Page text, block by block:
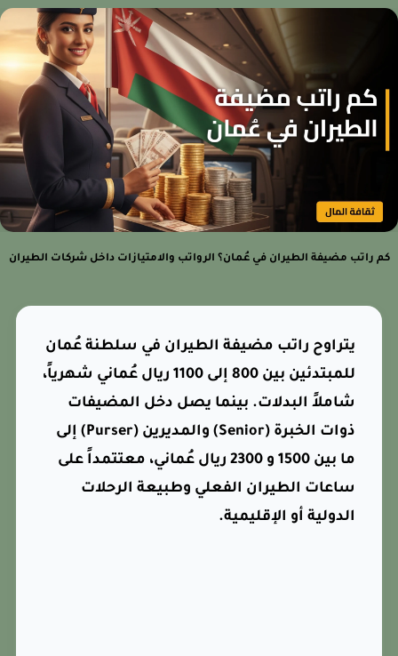
راتب مضيفة الطيران في عُمان؟ الرواتب والامتيازات داخل شركات الطيران
يتراوح راتب مضيفة الطيران في سلطنة عُمان
للمبتدئين بين 800 إلى 1100 ريال عُماني شهرياً،
شاملاً البدلات. بينما يصل دخل المضيفات
ذوات الخبرة (Senior) والمديرين (Purser) إلى
ما بين 1500 و 2300 ريال عُماني، معتتمداً على
ساعات الطيران الفعلي وطبيعة الرحلات
الدولية أو الإقليمية.